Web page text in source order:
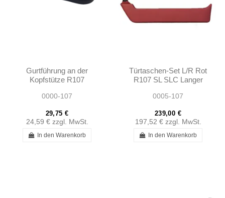
Gurtführung an der
Kopfstütze R107
0000-107
29,75 €
24,59 € zzgl. MwSt.
In den Warenkorb
Türtaschen-Set L/R Rot
R107 SL SLC Langer
0005-107
239,00 €
197,52 € zzgl. MwSt.
In den Warenkorb